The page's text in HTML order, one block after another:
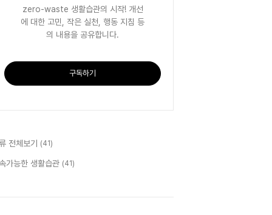
zero-waste 생활습관의 시작! 개선
에 대한 고민, 작은 실천, 행동 지침 등
의 내용을 공유합니다.
구독하기
전체보기 (41)
가능한 생활습관 (41)